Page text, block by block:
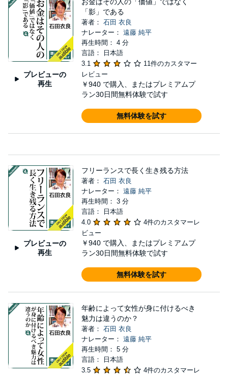
プレビューの
再生
「影」である
著者： 石田 衣良
ナレーター： 遠藤 純平
再生時間： 4 分
言語： 日本語
3.1
11件のカスタマー
レビュー
￥940 で購入、またはプレミアムプ
ラン30日間無料体験で試す
無料体験を試す
プレビューの
再生
フリーランスで長く生き残る方法
著者： 石田 衣良
ナレーター： 遠藤 純平
再生時間： 3 分
言語： 日本語
4.0
4件のカスタマーレ
ビュー
￥940 で購入、またはプレミアムプ
ラン30日間無料体験で試す
無料体験を試す
年齢によって女性が身に付けるべき
魅力は違うのか？
著者： 石田 衣良
ナレーター： 遠藤 純平
再生時間： 5 分
言語： 日本語
3.5
4件のカスタマーレ